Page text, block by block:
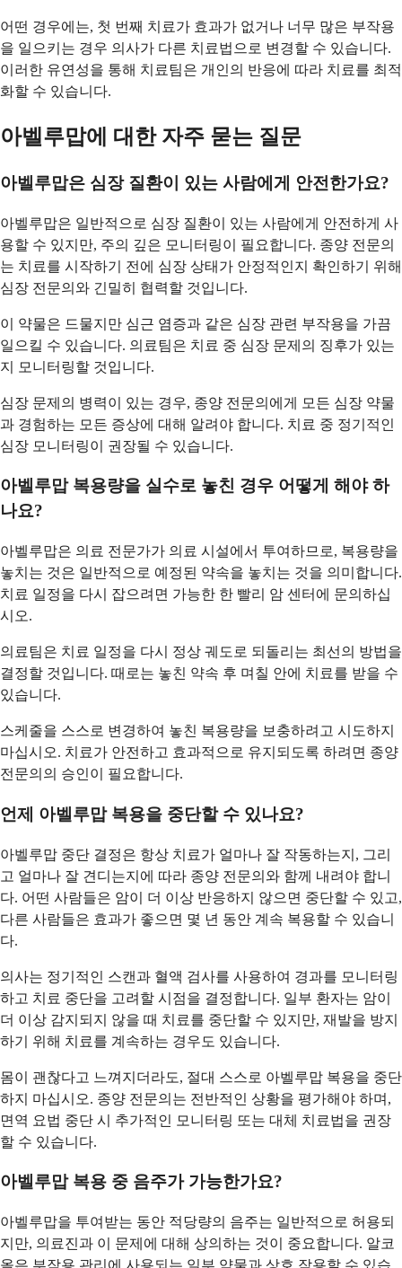
어떤 경우에는, 첫 번째 치료가 효과가 없거나 너무 많은 부작용
을 일으키는 경우 의사가 다른 치료법으로 변경할 수 있습니다.
이러한 유연성을 통해 치료팀은 개인의 반응에 따라 치료를 최적
화할 수 있습니다.
아벨루맙에 대한 자주 묻는 질문
아벨루맙은 심장 질환이 있는 사람에게 안전한가요?
아벨루맙은 일반적으로 심장 질환이 있는 사람에게 안전하게 사
용할 수 있지만, 주의 깊은 모니터링이 필요합니다. 종양 전문의
는 치료를 시작하기 전에 심장 상태가 안정적인지 확인하기 위해
심장 전문의와 긴밀히 협력할 것입니다.
이 약물은 드물지만 심근 염증과 같은 심장 관련 부작용을 가끔
일으킬 수 있습니다. 의료팀은 치료 중 심장 문제의 징후가 있는
지 모니터링할 것입니다.
심장 문제의 병력이 있는 경우, 종양 전문의에게 모든 심장 약물
과 경험하는 모든 증상에 대해 알려야 합니다. 치료 중 정기적인
심장 모니터링이 권장될 수 있습니다.
아벨루맙 복용량을 실수로 놓친 경우 어떻게 해야 하
나요?
아벨루맙은 의료 전문가가 의료 시설에서 투여하므로, 복용량을
놓치는 것은 일반적으로 예정된 약속을 놓치는 것을 의미합니다.
치료 일정을 다시 잡으려면 가능한 한 빨리 암 센터에 문의하십
시오.
의료팀은 치료 일정을 다시 정상 궤도로 되돌리는 최선의 방법을
결정할 것입니다. 때로는 놓친 약속 후 며칠 안에 치료를 받을 수
있습니다.
스케줄을 스스로 변경하여 놓친 복용량을 보충하려고 시도하지
마십시오. 치료가 안전하고 효과적으로 유지되도록 하려면 종양
전문의의 승인이 필요합니다.
언제 아벨루맙 복용을 중단할 수 있나요?
아벨루맙 중단 결정은 항상 치료가 얼마나 잘 작동하는지, 그리
고 얼마나 잘 견디는지에 따라 종양 전문의와 함께 내려야 합니
다. 어떤 사람들은 암이 더 이상 반응하지 않으면 중단할 수 있고,
다른 사람들은 효과가 좋으면 몇 년 동안 계속 복용할 수 있습니
다.
의사는 정기적인 스캔과 혈액 검사를 사용하여 경과를 모니터링
하고 치료 중단을 고려할 시점을 결정합니다. 일부 환자는 암이
더 이상 감지되지 않을 때 치료를 중단할 수 있지만, 재발을 방지
하기 위해 치료를 계속하는 경우도 있습니다.
몸이 괜찮다고 느껴지더라도, 절대 스스로 아벨루맙 복용을 중단
하지 마십시오. 종양 전문의는 전반적인 상황을 평가해야 하며,
면역 요법 중단 시 추가적인 모니터링 또는 대체 치료법을 권장
할 수 있습니다.
아벨루맙 복용 중 음주가 가능한가요?
아벨루맙을 투여받는 동안 적당량의 음주는 일반적으로 허용되
지만, 의료진과 이 문제에 대해 상의하는 것이 중요합니다. 알코
올은 부작용 관리에 사용되는 일부 약물과 상호 작용할 수 있습